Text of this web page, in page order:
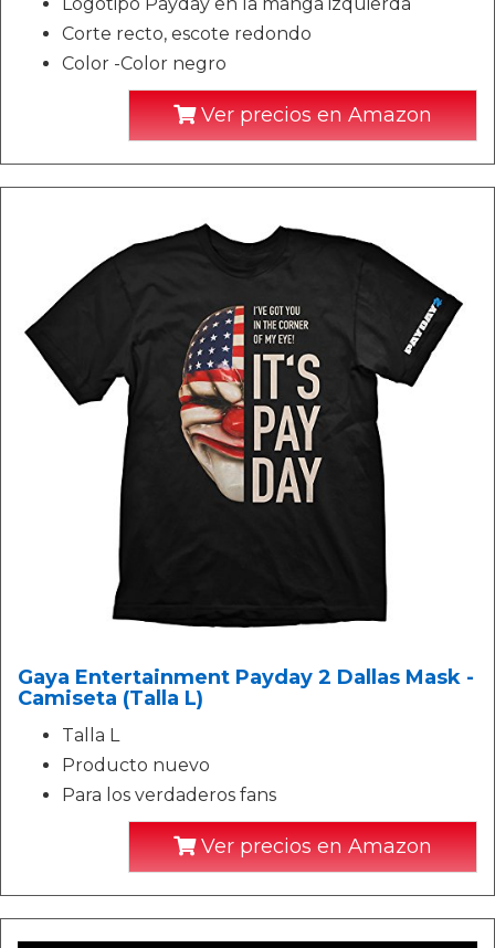
Corte recto, escote redondo
Color -Color negro
Ver precios en Amazon
Gaya Entertainment Payday 2 Dallas Mask -
Camiseta (Talla L)
Talla L
Producto nuevo
Para los verdaderos fans
Ver precios en Amazon